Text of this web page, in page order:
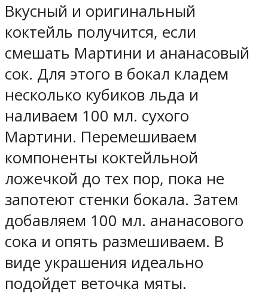
Вкусный и оригинальный
коктейль получится, если
смешать Мартини и ананасовый
сок. Для этого в бокал кладем
несколько кубиков льда и
наливаем 100 мл. сухого
Мартини. Перемешиваем
компоненты коктейльной
ложечкой до тех пор, пока не
запотеют стенки бокала. Затем
добавляем 100 мл. ананасового
сока и опять размешиваем. В
виде украшения идеально
подойдет веточка мяты.